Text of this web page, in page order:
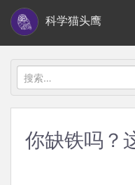
i
科学猫头鹰
搜
索：
你缺铁吗？